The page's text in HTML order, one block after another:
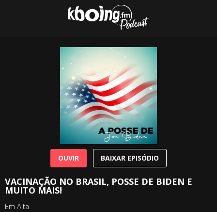
VACINAÇÃO NO BRASIL, POSSE DE BIDEN E
MUITO MAIS!
Em Alta
OUVIR BAIXAR EPISÓDIO